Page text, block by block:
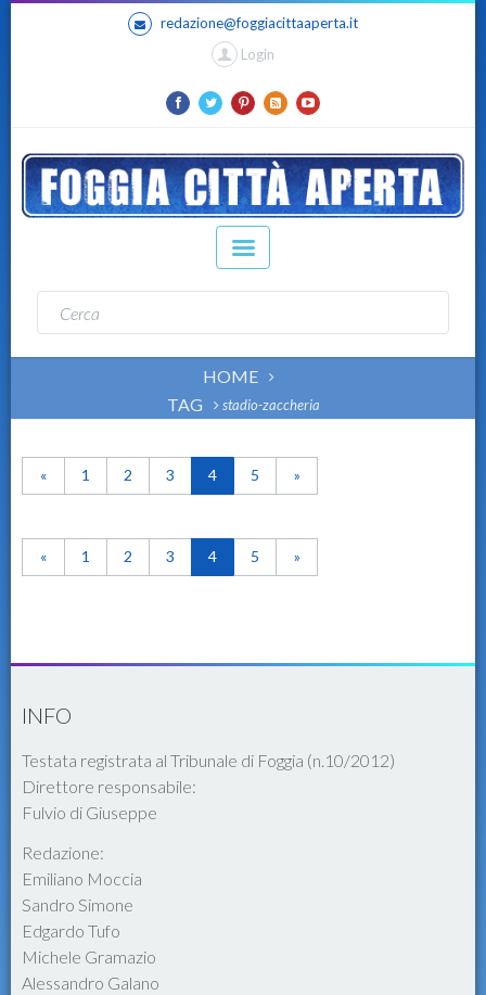
redazione@foggiacittaaperta.it
Login
HOME
TAG
stadio-zaccheria
« 1 2 3 4 5 »
« 1 2 3 4 5 »
INFO
Testata registrata al Tribunale di Foggia (n.10/2012)
Direttore responsabile:
Fulvio di Giuseppe
Redazione:
Emiliano Moccia
Sandro Simone
Edgardo Tufo
Michele Gramazio
Alessandro Galano